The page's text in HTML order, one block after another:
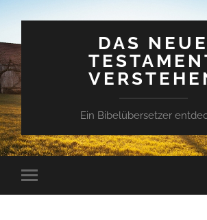
DAS NEUE
Ein Bibelübersetzer
Mobile-
Menü